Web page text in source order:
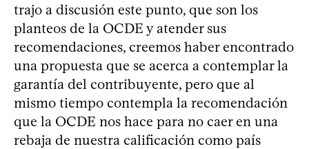
trajo a discusión este punto, que son los
planteos de la OCDE y atender sus
recomendaciones, creemos haber encontrado
una propuesta que se acerca a contemplar la
garantía del contribuyente, pero que al
mismo tiempo contempla la recomendación
que la OCDE nos hace para no caer en una
rebaja de nuestra calificación como país